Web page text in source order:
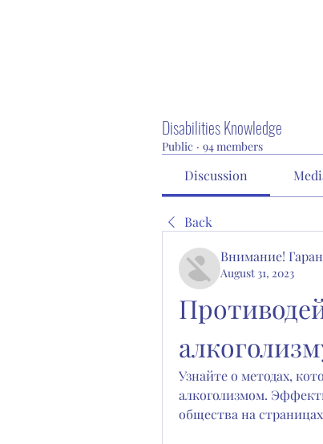
Disabilities Knowledge
Public · 94 members
Discussion
Back
Внимание!
August 31, 2023
Узнайте о методах,
алкоголизмом.
общества на